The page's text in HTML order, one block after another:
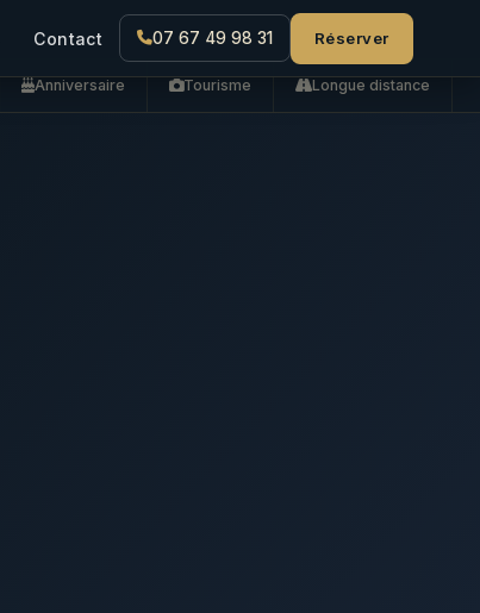
Contact 07 67 49 98 31 Réserver
Anniversaire Tourisme Longue distance